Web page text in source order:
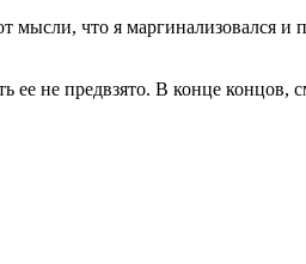
что я маргинализовался
ее не предвзято. В конце